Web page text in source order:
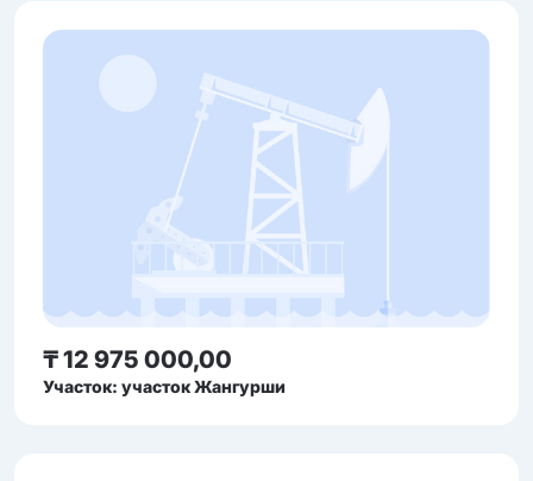
₸ 12 975 000,00
Участок: участок Жангурши